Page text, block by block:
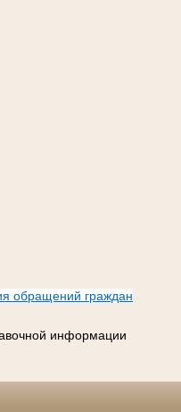
обращений граждан
информации